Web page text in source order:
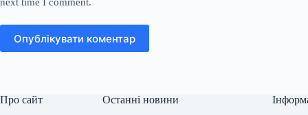
next time I comment.
Опублікувати коментар
Про сайт Останні новини